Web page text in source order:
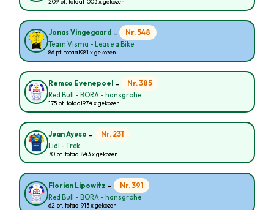
Jonas Vingegaard - Nr. 548
Team Visma - Lease a Bike
86 pt. totaal981 x gekozen
Remco Evenepoel - Nr. 385
Red Bull - BORA - hansgrohe
175 pt. totaal974 x gekozen
Juan Ayuso - Nr. 231
Lidl - Trek
70 pt. totaal843 x gekozen
Florian Lipowitz - Nr. 391
Red Bull - BORA - hansgrohe
62 pt. totaal913 x gekozen